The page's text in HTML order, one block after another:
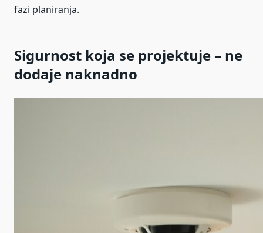
fazi planiranja.
Sigurnost koja se projektuje – ne
dodaje naknadno